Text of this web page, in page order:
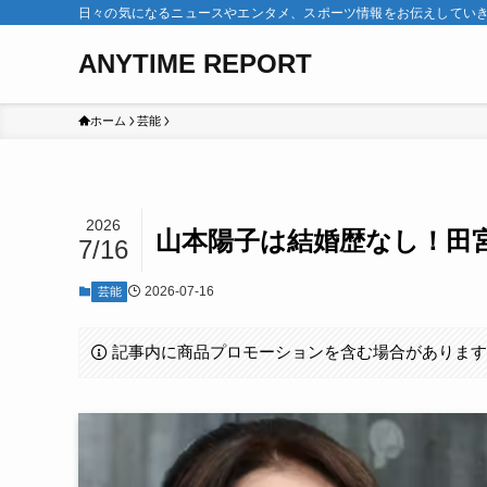
日々の気になるニュースやエンタメ、スポーツ情報をお伝えしてい
ANYTIME REPORT
ホーム 芸能
山本陽子は結婚歴なし！田
2026
7/16
芸能 2026-07-16
記事内に商品プロモーションを含む場合がありま